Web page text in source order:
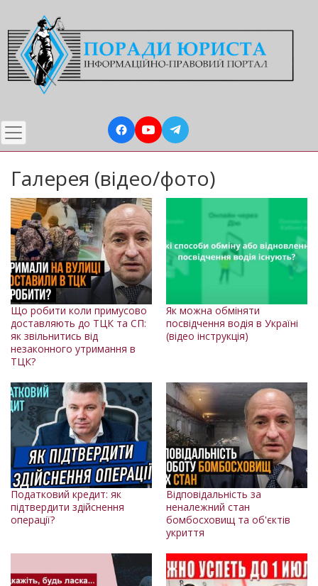
до
основного
вмісту
Галерея (відео/фото)
Що робити коли примусово
доставляють до ТЦК та СП:
як звільнитись від
незаконного утримання в
ТЦК?
Як можна обміняти
посвідчення водія в Україні
(відео інструкція)
Податковий кредит: як
підтвердити здійснення
операції?
Відповідальність за
неналежний стан
бомбосховищ та об'єктів
укриття